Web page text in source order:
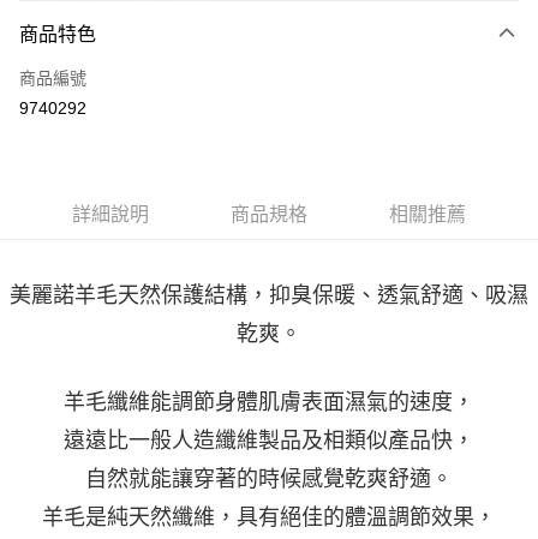
Apple Pay
街口支付
全盈+PAY
相關說明
1.本服務由台灣大哥大提供，台灣大哥大用戶可立即使用無須另外申請。
成交易。
4.訂單成立30分鐘內，如未前往確認交易或遇審核未通過，訂單將自動取
消。如遇「轉專審核」未通過狀況，表示未達大哥付你分期系統評分，恕無
法說明評估內容。
【繳款方式說明】
1.分期款項不併入電信帳單，「大哥付你分期」於每月結算日後寄送繳費提
【關於「AFTEE先享後付」】
AFTEE先享後付是「在收到商品之後才付款」的支付方式。 讓您購物簡單
便利好安心！
１．簡單：不需註冊會員、不需綁卡、不需儲值。
２．便利：只要手機號碼，簡訊認證，即可結帳。
ATM付款
運送方式
AREX SPORT-宅配
商品特色
商品編號
9740292
詳細說明 商品規格 相關推薦
美麗諾羊毛天然保護結構，抑臭保暖、透氣舒適、吸濕
乾爽。
羊毛纖維能調節身體肌膚表面濕氣的速度，
遠遠比一般人造纖維製品及相類似產品快，
自然就能讓穿著的時候感覺乾爽舒適。
羊毛是純天然纖維，具有絕佳的體溫調節效果，